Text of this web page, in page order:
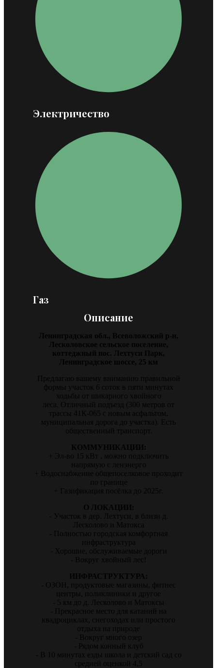
Электричество
Газ
Описание
Ленинградская обл., Всеволожский р-н,
Лесколовское сельское поселение,
коттеджный пос. Лехтуси Парк,
Ленинградское шоссе, 25 км
Предлагаю вашему вниманию правильной
формы участок 6 соток в пяти минутах
ходьбы от шикарного хвойного
леса. Отличный подъезд (300 метров от
трассы 41К-065 с новым асфальтом,
муниципальная дорога до участка). Есть
общественный транспорт.
КОММУНИКАЦИИ:
+ Эл-во 15 кВт , можно подключить
напрямую с ленэнерго
+ Водоснабжение общепоселковое проходит
по границе
+ Газификация посёлка до 2025г.
О ЛОКАЦИИ:
- Участок в дер. Лехтуси, в близи д.
Лесколово и Матокса
- Полностью городская комфортная
инфраструктура
- Хорошие, обслуживаемые дороги
- Вокруг хвойный лес!
ИНФРАСТРУКТУРА:
- ОЗОН, продуктовые магазины, фитнес
центры, поликлиники и другое
- 5 км до д. Лесколово и Матоксы
- Прекрасное место для катаний на
квадроциклах, снегоходах или простого
отдыха на природе
- Вокруг много озер
- Рядом конный клуб
- В 10 минутах езды школа и детский сад со
средней оценкой 4,5